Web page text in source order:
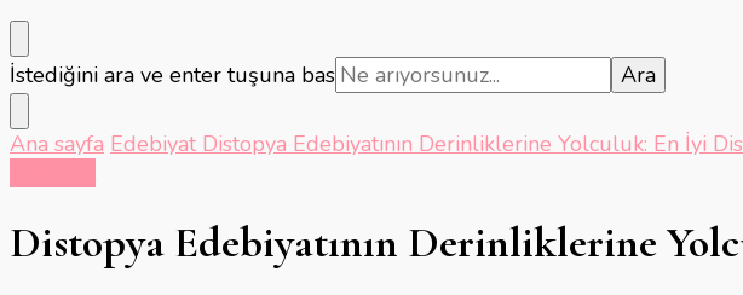
Bir
şey
mi
arıyorsunuz?
İstediğini ara ve enter tuşuna bas
Ana sayfa Edebiyat Distopya Edebiyatının Derinliklerine Yolculuk: En İyi
Distopya Edebiyatının Derinliklerine